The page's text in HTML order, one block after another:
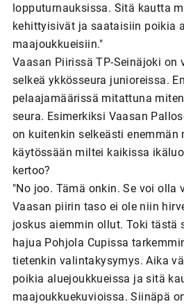
lopputurnauksissa. Sitä kautta
kehittyisivät ja saataisiin poikia
maajoukkueisiin."
Vaasan Piirissä TP-Seinäjoki on
selkeä ykkösseura junioreissa.
pelaajamäärissä mitattuna
seura. Esimerkiksi Vaasan
on kuitenkin selkeästi enemmän
käytössään miltei kaikissa
kertoo?
"No joo. Tämä onkin. Se voi olla
Vaasan piirin taso ei ole niin
joskus aiemmin ollut. Toki tästä
hajua Pohjola Cupissa
tietenkin valintakysymys. Aika
poikia aluejoukkueissa ja sitä
maajoukkuekuvioissa. Siinäpä